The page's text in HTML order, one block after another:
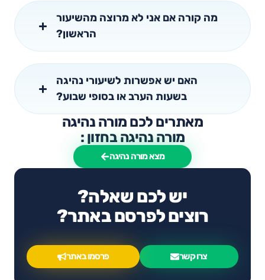
מה קורה אם אני לא מרוצה מהשיעור
הראשון?
האם יש אפשרות לשיעורי נהיגה
בשעות הערב או בסופי שבוע?
מאתרים לכם מורה נהיגה
מורה נהיגה בחזון :
מצא מורה נהיגה
יש לכם שאלה?
רוצים לפרסם באתר?
צרו קשר פרסמו באתר